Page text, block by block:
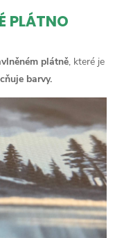
PLÁTNO
plátně, které je
barvy.